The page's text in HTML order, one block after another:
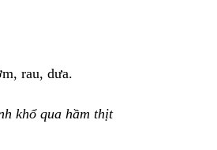
rau, dưa.
khổ qua hầm thịt